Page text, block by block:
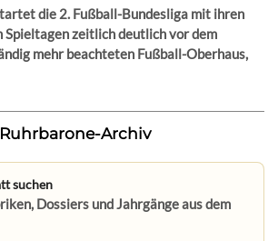
die 2. Fußball-Bundesliga mit ihren
Spieltagen zeitlich deutlich vor dem
mehr beachteten Fußball-Oberhaus,
Ruhrbarone-Archiv
suchen
Dossiers und Jahrgänge aus dem